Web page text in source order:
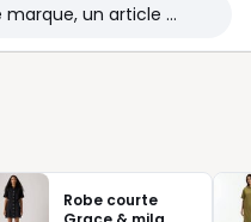
Robe courte